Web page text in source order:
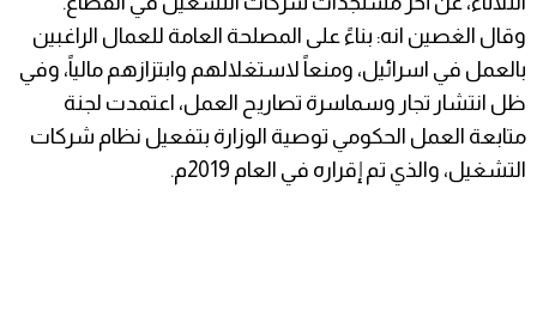
وقال الغصين انه: بناءً على المصلحة العامة للعمال الراغبين
بالعمل في اسرائيل، ومنعاً لاستغلالهم وابتزازهم مالياً، وفي
ظل انتشار تجار وسماسرة تصاريح العمل، اعتمدت لجنة
متابعة العمل الحكومي توصية الوزارة بتفعيل نظام شركات
التشغيل، والذي تم إقراره في العام 2019م.